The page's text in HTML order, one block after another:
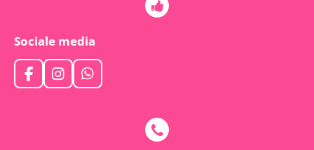
Sociale media
F
a
I
n
W
h